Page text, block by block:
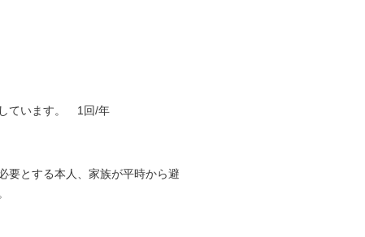
しています。 1回/年
要とする本人、家族が平時から避